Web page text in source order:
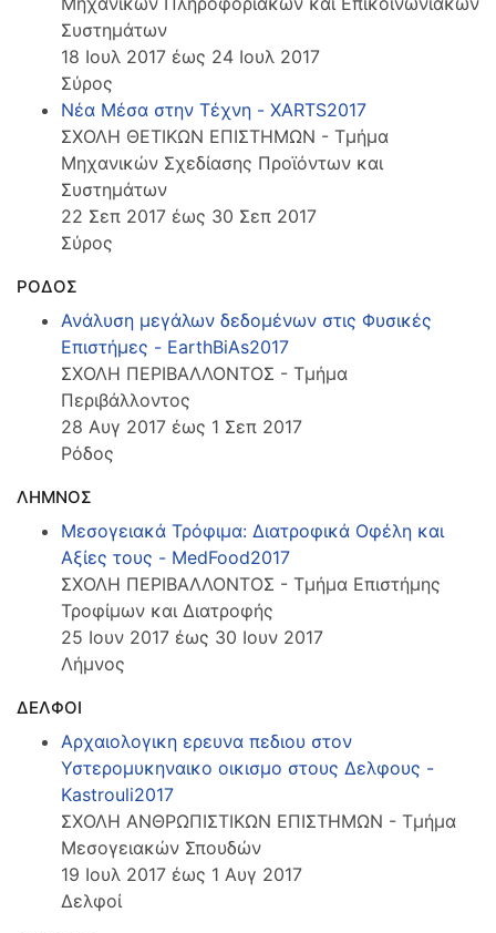
Συστημάτων
18 Ιουλ 2017 έως 24 Ιουλ 2017
Σύρος
Νέα Μέσα στην Τέχνη - XARTS2017
ΣΧΟΛΗ ΘΕΤΙΚΩΝ ΕΠΙΣΤΗΜΩΝ - Τμήμα
Μηχανικών Σχεδίασης Προϊόντων και
Συστημάτων
22 Σεπ 2017 έως 30 Σεπ 2017
Σύρος
ΡΟΔΟΣ
Ανάλυση μεγάλων δεδομένων στις Φυσικές
Επιστήμες - EarthBiAs2017
ΣΧΟΛΗ ΠΕΡΙΒΑΛΛΟΝΤΟΣ - Τμήμα
Περιβάλλοντος
28 Αυγ 2017 έως 1 Σεπ 2017
Ρόδος
ΛΗΜΝΟΣ
Μεσογειακά Τρόφιμα: Διατροφικά Οφέλη και
Αξίες τους - MedFood2017
ΣΧΟΛΗ ΠΕΡΙΒΑΛΛΟΝΤΟΣ - Τμήμα Επιστήμης
Τροφίμων και Διατροφής
25 Ιουν 2017 έως 30 Ιουν 2017
Λήμνος
ΔΕΛΦΟΙ
Αρχαιολογικη ερευνα πεδιου στον
Υστερομυκηναικο οικισμο στους Δελφους -
Kastrouli2017
ΣΧΟΛΗ ΑΝΘΡΩΠΙΣΤΙΚΩΝ ΕΠΙΣΤΗΜΩΝ - Τμήμα
Μεσογειακών Σπουδών
19 Ιουλ 2017 έως 1 Αυγ 2017
Δελφοί